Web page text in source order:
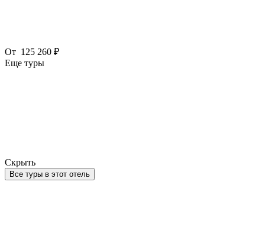
От 125 260 ₽
Еще туры
Скрыть
Все туры в этот отель